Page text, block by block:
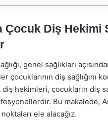
Çocuk Diş
genel sağlıkları
çocuklarının diş
diş hekimleri, çocukların diş
Bu makalede,
ele alacağız.